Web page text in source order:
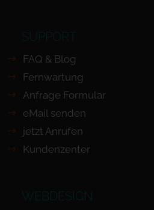
SUPPORT
FAQ & Blog
Fernwartung
Anfrage Formular
eMail senden
jetzt Anrufen
Kundenzenter
WEBDESIGN